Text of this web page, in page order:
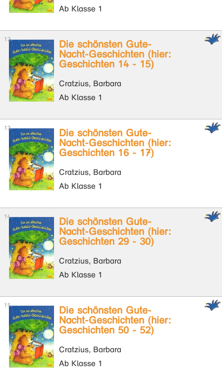
Ab Klasse 1
Die schönsten Gute-
Nacht-Geschichten (hier:
Geschichten 14 - 15)
Cratzius, Barbara
Ab Klasse 1
Die schönsten Gute-
Nacht-Geschichten (hier:
Geschichten 16 - 17)
Cratzius, Barbara
Ab Klasse 1
Die schönsten Gute-
Nacht-Geschichten (hier:
Geschichten 29 - 30)
Cratzius, Barbara
Ab Klasse 1
Die schönsten Gute-
Nacht-Geschichten (hier:
Geschichten 50 - 52)
Cratzius, Barbara
Ab Klasse 1